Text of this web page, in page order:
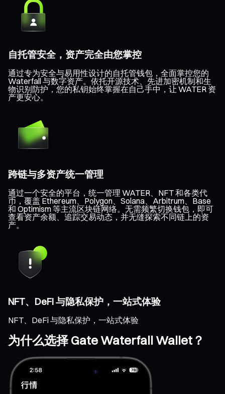
自托管安全，资产完全由您掌控
通过专为安全与易用性设计的自托管钱包，全面掌控您的
Waterfall 与数字资产。依托开源技术、先进加密机制和生
物识别防护，您的私钥始终掌握在自己手中，让 WATER 资
产更安心。
跨链与多资产统一管理
通过一个安全的平台，统一管理 WATER、NFT 和各类代
币，覆盖 Ethereum、Polygon、Solana、Arbitrum、Base
和 Optimism 等主流区块链网络。无需频繁切换钱包，即可
查看资产余额、追踪交易动态，并无缝探索不同链上的资
产。
NFT、DeFi 与隐私保护，一站式体验
NFT、DeFi 与隐私保护，一站式体验
为什么选择 Gate Waterfall Wallet？